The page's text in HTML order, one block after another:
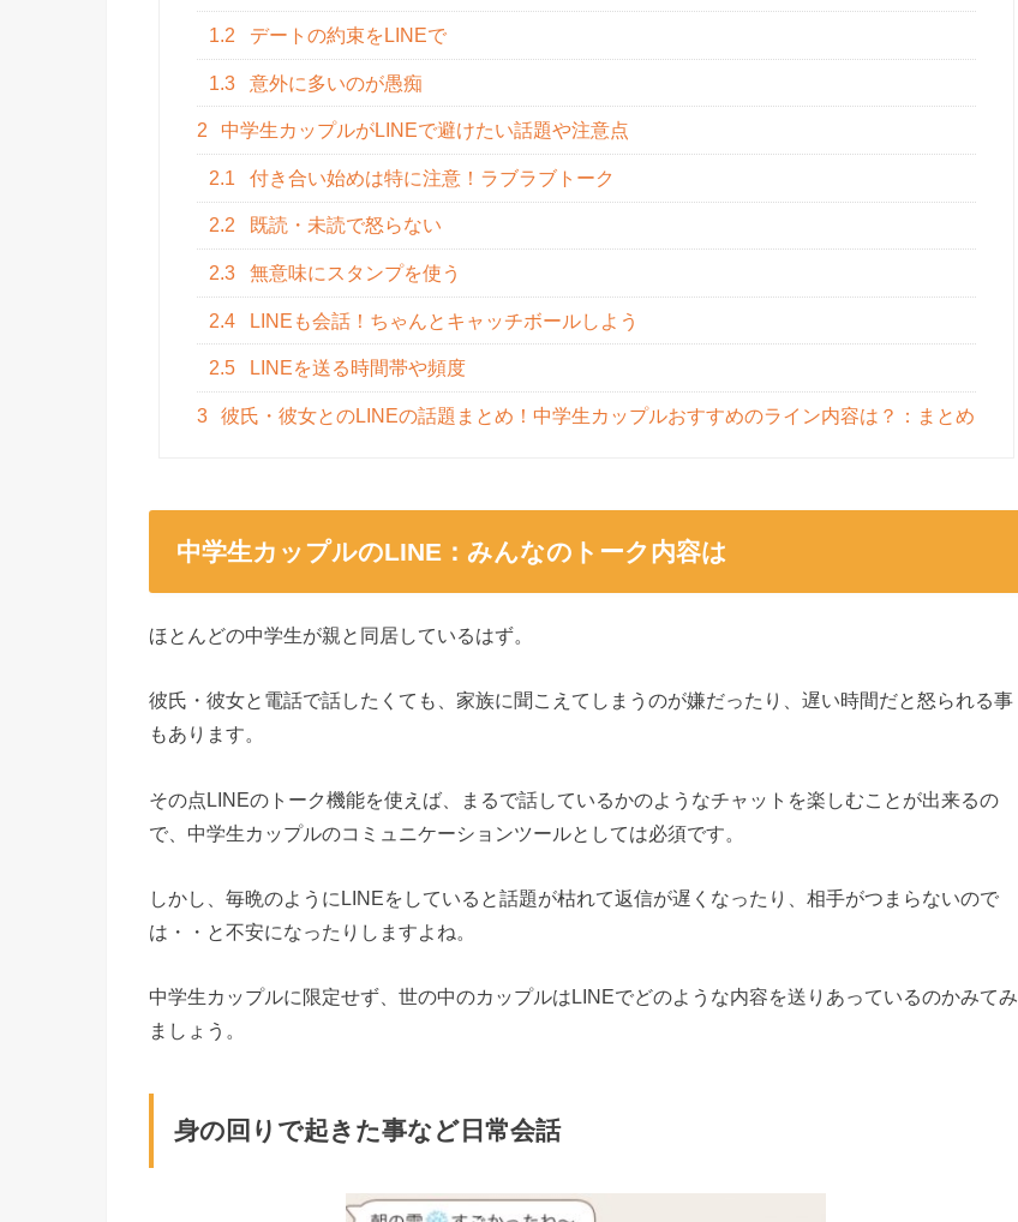
1.2 デートの約束をLINEで
1.3 意外に多いのが愚痴
2 中学生カップルがLINEで避けたい話題や注意点
2.1 付き合い始めは特に注意！ラブラブトーク
2.2 既読・未読で怒らない
2.3 無意味にスタンプを使う
2.4 LINEも会話！ちゃんとキャッチボールしよう
2.5 LINEを送る時間帯や頻度
3 彼氏・彼女とのLINEの話題まとめ！中学生カップルおすすめのライン内容は？：まとめ
中学生カップルのLINE：みんなのトーク内容は
ほとんどの中学生が親と同居しているはず。
彼氏・彼女と電話で話したくても、家族に聞こえてしまうのが嫌だったり、遅い時間だと怒られる事
もあります。
その点LINEのトーク機能を使えば、まるで話しているかのようなチャットを楽しむことが出来るの
で、中学生カップルのコミュニケーションツールとしては必須です。
しかし、毎晩のようにLINEをしていると話題が枯れて返信が遅くなったり、相手がつまらないので
は・・と不安になったりしますよね。
中学生カップルに限定せず、世の中のカップルはLINEでどのような内容を送りあっているのかみてみ
ましょう。
身の回りで起きた事など日常会話